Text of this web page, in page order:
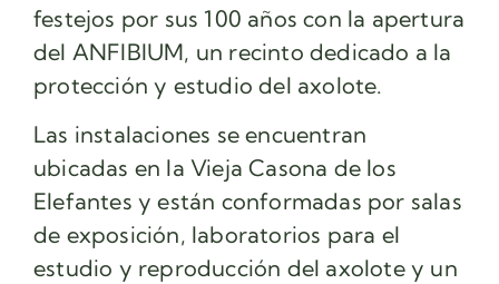
festejos por sus 100 años con la apertura
del ANFIBIUM, un recinto dedicado a la
protección y estudio del axolote.
Las instalaciones se encuentran
ubicadas en la Vieja Casona de los
Elefantes y están conformadas por salas
de exposición, laboratorios para el
estudio y reproducción del axolote y un